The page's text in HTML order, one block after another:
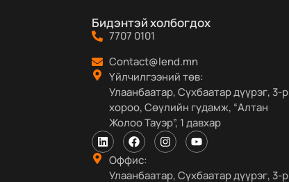
Бидэнтэй холбогдох
7707 0101
Contact@lend.mn
Үйлчилгээний төв:
Улаанбаатар, Сүхбаатар дүүрэг, 3-р
хороо, Сөүлийн гудамж, “Алтан
Жолоо Тауэр”, 1 давхар
Оффис:
Улаанбаатар, Сүхбаатар дүүрэг, 3-р